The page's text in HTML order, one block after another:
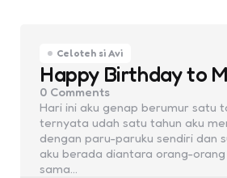
Celoteh si Avi
Happy Birthday to
0 Comments
Hari ini aku genap berumur satu
ternyata udah satu tahun aku
dengan paru-paruku sendiri dan
aku berada diantara orang-
sama…